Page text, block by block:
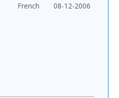
French 08-12-2006